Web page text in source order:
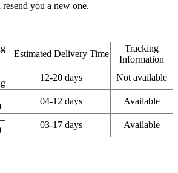
you a new one.
Estimated Delivery Time
Tracking
Information
12-20 days Not available
04-12 days Available
03-17 days Available